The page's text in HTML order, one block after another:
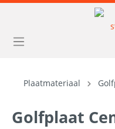
Plaatmateriaal
Golfplaat